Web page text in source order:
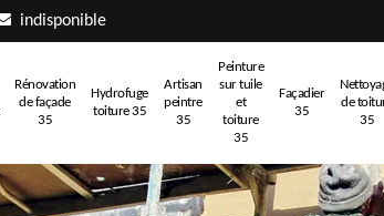
indisponible
Rénovation
de façade
35
Hydrofuge
toiture 35
Artisan
peintre
35
Peinture
sur tuile
et
toiture
35
Façadier
35
de
35